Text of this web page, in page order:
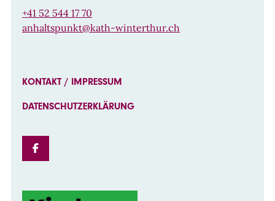
+41 52 544 17 70
anhaltspunkt@kath-winterthur.ch
KONTAKT / IMPRESSUM
DATENSCHUTZERKLÄRUNG
FACEBOOK